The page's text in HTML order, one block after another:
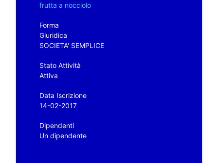
frutta a nocciolo
Forma
Giuridica
SOCIETA' SEMPLICE
Stato Attività
Attiva
Data Iscrizione
14-02-2017
Dipendenti
Un dipendente